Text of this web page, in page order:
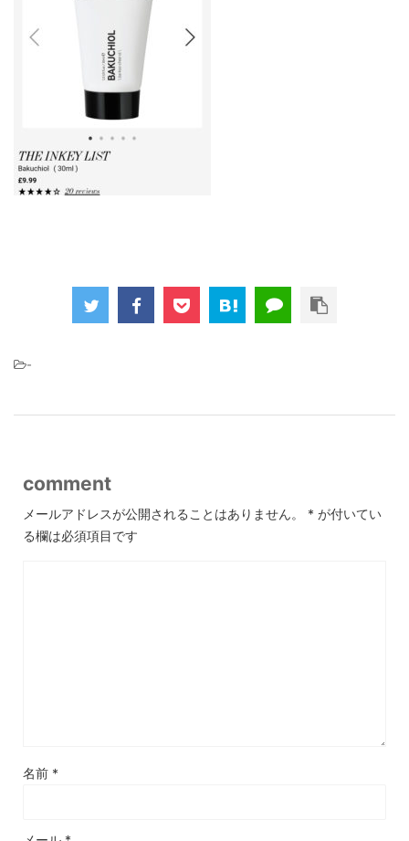
-
comment
メールアドレスが公開されることはありません。 * が付いてい
る欄は必須項目です
名前 *